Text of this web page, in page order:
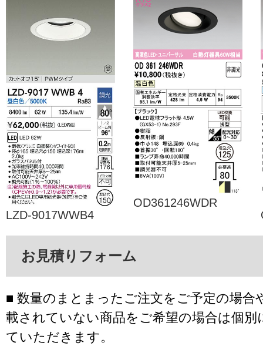
LZD-9017WWB4
OD361246WDR
お見積りフォーム
■ 数量のまとまったご注文をご予定の場合
載されていない商品をご希望の場合は個別
ていただきます。